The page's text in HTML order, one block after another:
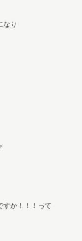
なり
すか！！！って